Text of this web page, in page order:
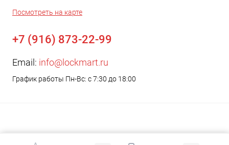
Посмотреть на карте
+7 (916) 873-22-99
Email: info@lockmart.ru
График работы Пн-Вс: с 7:30 до 18:00